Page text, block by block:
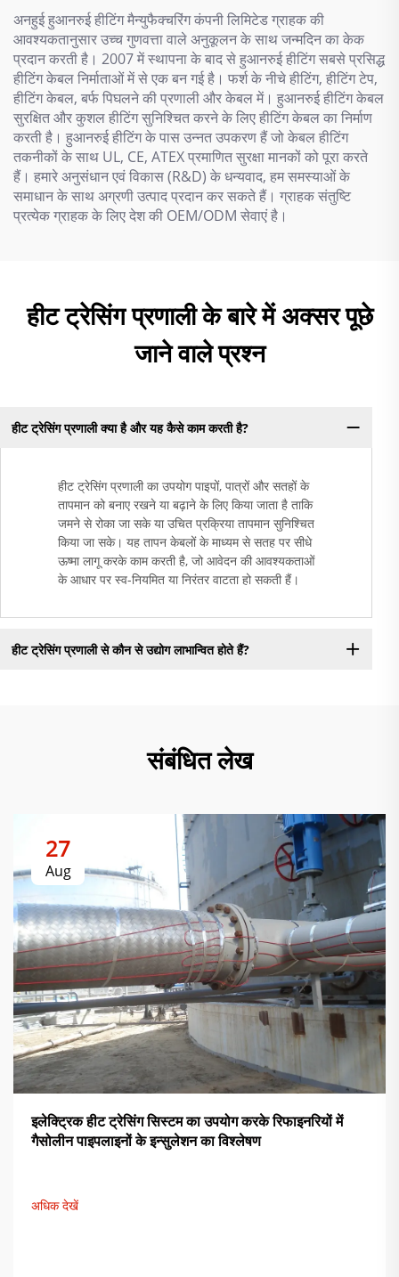
अनहुई हुआनरुई हीटिंग मैन्युफैक्चरिंग कंपनी लिमिटेड ग्राहक की
आवश्यकतानुसार उच्च गुणवत्ता वाले अनुकूलन के साथ जन्मदिन का केक
प्रदान करती है। 2007 में स्थापना के बाद से हुआनरुई हीटिंग सबसे प्रसिद्ध
हीटिंग केबल निर्माताओं में से एक बन गई है। फर्श के नीचे हीटिंग, हीटिंग टेप,
हीटिंग केबल, बर्फ पिघलने की प्रणाली और केबल में। हुआनरुई हीटिंग केबल
सुरक्षित और कुशल हीटिंग सुनिश्चित करने के लिए हीटिंग केबल का निर्माण
करती है। हुआनरुई हीटिंग के पास उन्नत उपकरण हैं जो केबल हीटिंग
तकनीकों के साथ UL, CE, ATEX प्रमाणित सुरक्षा मानकों को पूरा करते
हैं। हमारे अनुसंधान एवं विकास (R&D) के धन्यवाद, हम समस्याओं के
समाधान के साथ अग्रणी उत्पाद प्रदान कर सकते हैं। ग्राहक संतुष्टि
प्रत्येक ग्राहक के लिए देश की OEM/ODM सेवाएं है।
हीट ट्रेसिंग प्रणाली के बारे में अक्सर पूछे
जाने वाले प्रश्न
हीट ट्रेसिंग प्रणाली क्या है और यह कैसे काम करती है?
हीट ट्रेसिंग प्रणाली का उपयोग पाइपों, पात्रों और सतहों के
तापमान को बनाए रखने या बढ़ाने के लिए किया जाता है ताकि
जमने से रोका जा सके या उचित प्रक्रिया तापमान सुनिश्चित
किया जा सके। यह तापन केबलों के माध्यम से सतह पर सीधे
ऊष्मा लागू करके काम करती है, जो आवेदन की आवश्यकताओं
के आधार पर स्व-नियमित या निरंतर वाटता हो सकती हैं।
हीट ट्रेसिंग प्रणाली से कौन से उद्योग लाभान्वित होते हैं?
संबंधित लेख
27
Aug
इलेक्ट्रिक हीट ट्रेसिंग सिस्टम का उपयोग करके रिफाइनरियों में
गैसोलीन पाइपलाइनों के इन्सुलेशन का विश्लेषण
अधिक देखें